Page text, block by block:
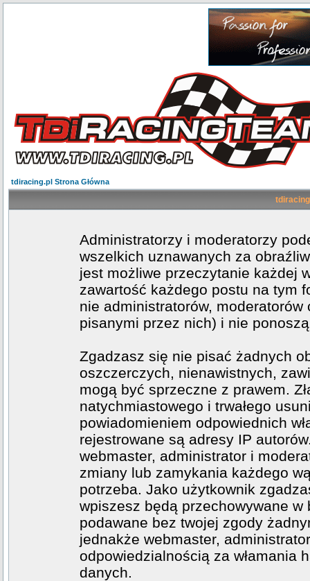
tdiracing.pl Strona Główna
Administratorzy i moderatorzy
wszelkich uznawanych za
jest możliwe przeczytanie każdej
zawartość każdego postu na tym
nie administratorów,
pisanymi przez nich) i nie
Zgadzasz się nie pisać żadnych
oszczerczych, nienawistnych,
mogą być sprzeczne z prawem.
natychmiastowego i trwałego
powiadomieniem odpowiednich
rejestrowane są adresy IP
webmaster, administrator i
zmiany lub zamykania każdego
potrzeba. Jako użytkownik
wpiszesz będą przechowywane
podawane bez twojej zgody
jednakże webmaster,
odpowiedzialnością za włamania
danych.